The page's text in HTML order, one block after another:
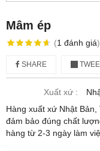
Mâm ép
(1 đánh giá)
SHARE
Xuất xứ :
Hàng xuất xứ Nhật
đảm bảo đúng chất
hàng từ 2-3 ngày làm